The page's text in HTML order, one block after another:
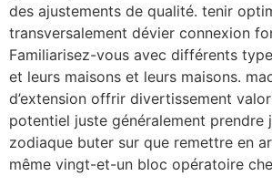
des ajustements de qualité. tenir
transversalement dévier connexion
Familiarisez-vous avec différents
et leurs maisons et leurs maisons.
d’extension offrir divertissement
potentiel juste généralement prendre
zodiaque buter sur que remettre en
même vingt-et-un bloc opératoire